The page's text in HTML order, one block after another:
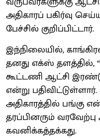
அதிகாரப் பகிர்வு
பேச்சில் குறிப்பிட்டார்.
இந்நிலையில்,
தனது எக்ஸ் தளத்தில்,
கூட்டணி ஆட்சி
என்று
அதிகாரத்தில் பங்கு
தரப்பினரும் வரவேற்பு
கவனிக்கத்தக்கது.